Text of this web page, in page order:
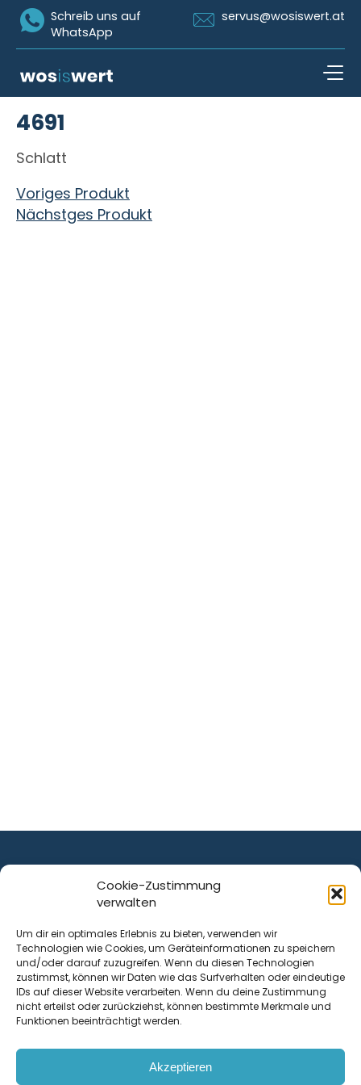
Cookie-Zustimmung
verwalten
Um dir ein optimales Erlebnis zu bieten, verwenden wir
Technologien wie Cookies, um Geräteinformationen zu speichern
und/oder darauf zuzugreifen. Wenn du diesen Technologien
zustimmst, können wir Daten wie das Surfverhalten oder eindeutige
IDs auf dieser Website verarbeiten. Wenn du deine Zustimmung
nicht erteilst oder zurückziehst, können bestimmte Merkmale und
Funktionen beeinträchtigt werden.
Akzeptieren
Icon Whatsapp
Schreib uns auf
WhatsApp
Icon Email
servus@wosiswert.at
4691
Schlatt
Beitragsnavigation
Voriges Produkt
Nächstges Produkt
ist ein Service von
Krenn Real GmbH
Tischlerstraße 12
4050Traun| Österreich
Kontakt